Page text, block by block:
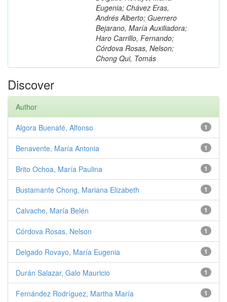
Eugenia; Chávez Eras,
Andrés Alberto; Guerrero
Bejarano, María Auxiliadora;
Haro Carrillo, Fernando;
Córdova Rosas, Nelson;
Chong Qui, Tomás
Discover
Author
1
Algora Buenafé, Alfonso
1
Benavente, María Antonia
1
Brito Ochoa, María Paulina
1
Bustamante Chong, Mariana Elizabeth
1
Calvache, María Belén
1
Córdova Rosas, Nelson
1
Delgado Rovayo, María Eugenia
1
Durán Salazar, Galo Mauricio
1
Fernández Rodríguez, Martha María